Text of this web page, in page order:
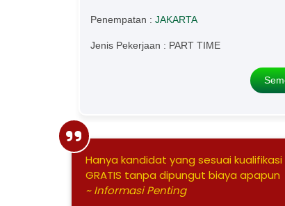
Penempatan : JAKARTA
Jenis Pekerjaan : PART TIME
Hanya kandidat yang sesuai
GRATIS tanpa dipungut biaya apapun
~ Informasi Penting